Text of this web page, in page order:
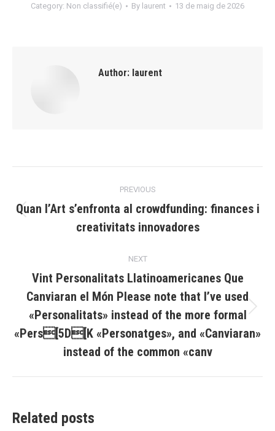
Category: Non classifié(e) By laurent 13 de maig de 2026
Author: laurent
navigation
PREVIOUS
post:
Quan l’Art s’enfronta al crowdfunding: finances i
creativitats innovadores
NEXT
Next
post:
Vint Personalitats Llatinoamericanes Que
Canviaran el Món Please note that I’ve used
«Personalitats» instead of the more formal
«Pers[5D[K «Personatges», and «Canviaran»
instead of the common «canv
Related posts